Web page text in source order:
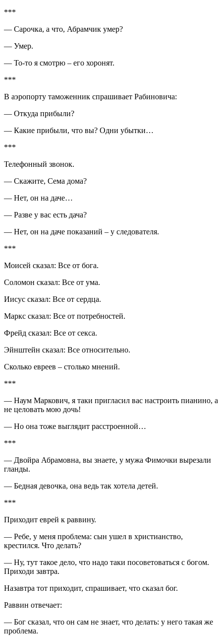
***
— Сарочка, а что, Абрамчик умер?
— Умер.
— То-то я смотрю – его хоронят.
***
В аэропорту таможенник спрашивает Рабиновича:
— Откуда прибыли?
— Какие прибыли, что вы? Одни убытки…
***
Телефонный звонок.
— Скажите, Сема дома?
— Нет, он на даче…
— Разве у вас есть дача?
— Нет, он на даче показаний – у следователя.
***
Моисей сказал: Все от бога.
Соломон сказал: Все от ума.
Иисус сказал: Все от сердца.
Маркс сказал: Все от потребностей.
Фрейд сказал: Все от секса.
Эйнштейн сказал: Все относительно.
Сколько евреев – столько мнений.
***
— Наум Маркович, я таки пригласил вас настроить пианино, а
не целовать мою дочь!
— Но она тоже выглядит расстроенной…
***
— Двойра Абрамовна, вы знаете, у мужа Фимочки вырезали
гланды.
— Бедная девочка, она ведь так хотела детей.
***
Приходит еврей к раввину.
— Ребе, у меня проблема: сын ушел в христианство,
крестился. Что делать?
— Ну, тут такое дело, что надо таки посоветоваться с богом.
Приходи завтра.
Назавтра тот приходит, спрашивает, что сказал бог.
Раввин отвечает:
— Бог сказал, что он сам не знает, что делать: у него такая же
проблема.